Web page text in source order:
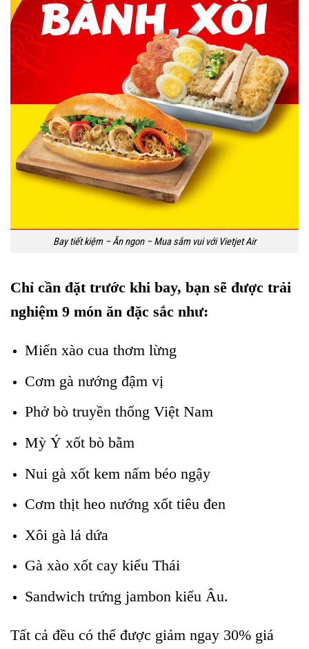
Bay tiết kiệm – Ăn ngon – Mua sắm vui với Vietjet Air
Chỉ cần đặt trước khi bay, bạn sẽ được trải
nghiệm 9 món ăn đặc sắc như:
Miến xào cua thơm lừng
Cơm gà nướng đậm vị
Phở bò truyền thống Việt Nam
Mỳ Ý xốt bò bằm
Nui gà xốt kem nấm béo ngậy
Cơm thịt heo nướng xốt tiêu đen
Xôi gà lá dứa
Gà xào xốt cay kiểu Thái
Sandwich trứng jambon kiểu Âu.
Tất cả đều có thể được giảm ngay 30% giá